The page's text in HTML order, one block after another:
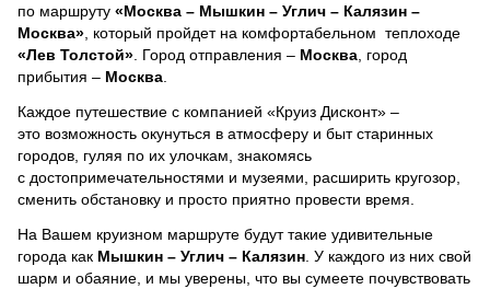
по маршруту «Москва – Мышкин – Углич – Калязин –
Москва» , который пройдет на комфортабельном теплоходе
«Лев Толстой» . Город отправления – Москва , город
прибытия – Москва
Каждое путешествие с компанией «Круиз Дисконт» –
это возможность окунуться в атмосферу и быт старинных
городов, гуляя по их улочкам, знакомясь
с достопримечательностями и музеями, расширить кругозор,
сменить обстановку и просто приятно провести время.
На Вашем круизном маршруте будут такие удивительные
города как Мышкин – Углич – Калязин . У каждого из них свой
шарм и обаяние, и мы уверены, что вы сумеете почувствовать